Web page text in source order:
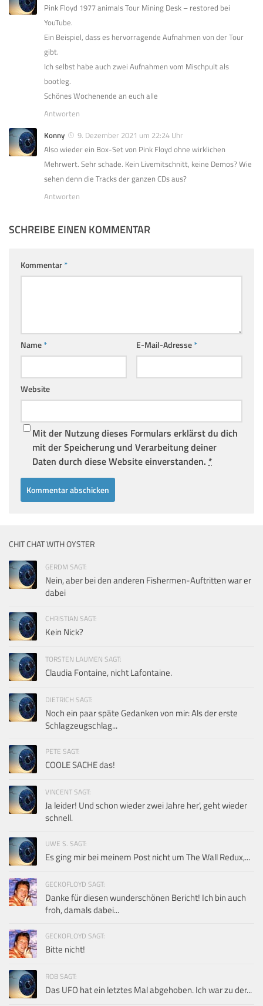
Pink Floyd 1977 animals Tour Mining Desk – restored bei
YouTube.
Ein Beispiel, dass es hervorragende Aufnahmen von der Tour
gibt.
Ich selbst habe auch zwei Aufnahmen vom Mischpult als
bootleg.
Schönes Wochenende an euch alle
Antworten
Konny
9. Dezember 2021 um 22:24 Uhr
Also wieder ein Box-Set von Pink Floyd ohne wirklichen
Mehrwert. Sehr schade. Kein Livemitschnitt, keine Demos? Wie
sehen denn die Tracks der ganzen CDs aus?
Antworten
SCHREIBE EINEN KOMMENTAR
Kommentar*
Name* E-Mail-Adresse*
Website
Mit der Nutzung dieses Formulars erklärst du dich
mit der Speicherung und Verarbeitung deiner
Daten durch diese Website einverstanden. *
CHIT CHAT WITH OYSTER
GERDM SAGT:
Nein, aber bei den anderen Fishermen-Auftritten war er
dabei
CHRISTIAN SAGT:
Kein Nick?
TORSTEN LAUMEN SAGT:
Claudia Fontaine, nicht Lafontaine.
DIETRICH SAGT:
Noch ein paar späte Gedanken von mir: Als der erste
Schlagzeugschlag...
PETE SAGT:
COOLE SACHE das!
VINCENT SAGT:
Ja leider! Und schon wieder zwei Jahre her', geht wieder
schnell.
UWE S. SAGT:
Es ging mir bei meinem Post nicht um The Wall Redux,...
GECKOFLOYD SAGT:
Danke für diesen wunderschönen Bericht! Ich bin auch
froh, damals dabei...
GECKOFLOYD SAGT:
Bitte nicht!
ROB SAGT:
Das UFO hat ein letztes Mal abgehoben. Ich war zu der...